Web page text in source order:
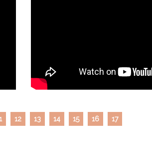
12 13 14 15 16 17